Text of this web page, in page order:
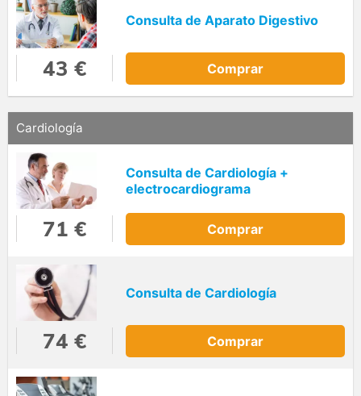
Consulta de Aparato Digestivo
43 € Comprar
Cardiología
Consulta de Cardiología +
electrocardiograma
71 € Comprar
Consulta de Cardiología
74 € Comprar